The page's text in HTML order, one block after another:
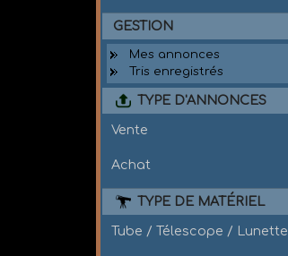
GESTION
Mes annonces
Tris enregistrés
TYPE D'ANNONCES
Vente
Achat
TYPE DE MATÉRIEL
Tube / Télescope / Lunette